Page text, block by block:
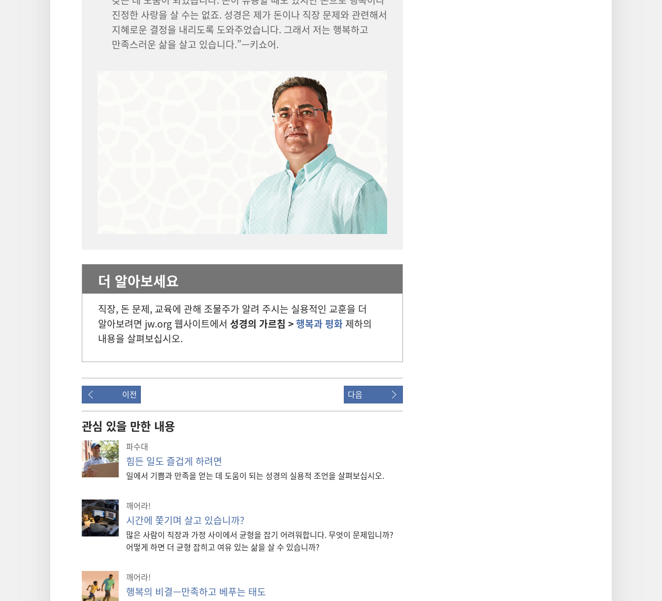
진정한 사랑을 살 수는 없죠. 성경은 제가 돈이나 직장 문제와 관련해서
지혜로운 결정을 내리도록 도와주었습니다. 그래서 저는 행복하고
만족스러운 삶을 살고 있습니다.”—키쇼어.
더 알아보세요
직장, 돈 문제, 교육에 관해 조물주가 알려 주시는 실용적인 교훈을 더
알아보려면 jw.org 웹사이트에서 성경의 가르침 >행복과 평화 제하의
내용을 살펴보십시오.
이전 다음
관심 있을 만한 내용
파수대
힘든 일도 즐겁게 하려면
일에서 기쁨과 만족을 얻는 데 도움이 되는 성경의 실용적 조언을 살펴보십시오.
깨어라!
시간에 쫓기며 살고 있습니까?
많은 사람이 직장과 가정 사이에서 균형을 잡기 어려워합니다. 무엇이 문제입니까?
어떻게 하면 더 균형 잡히고 여유 있는 삶을 살 수 있습니까?
깨어라!
행복의 비결—만족하고 베푸는 태도